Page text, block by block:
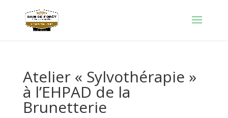
Atelier « Sylvothérapie »
à l’EHPAD de la
Brunetterie